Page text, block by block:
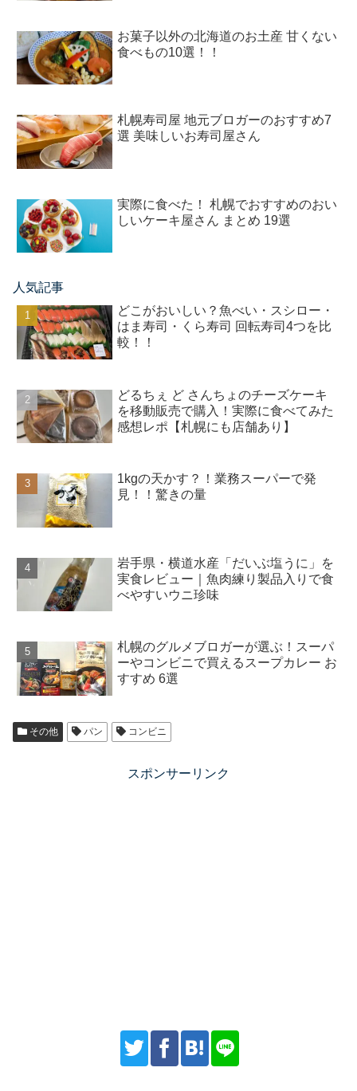
お菓子以外の北海道のお土産 甘くない
食べもの10選！！
札幌寿司屋 地元ブロガーのおすすめ7
選 美味しいお寿司屋さん
実際に食べた！ 札幌でおすすめのおい
しいケーキ屋さん まとめ 19選
人気記事
どこがおいしい？魚べい・スシロー・
はま寿司・くら寿司 回転寿司4つを比
較！！
どるちぇ ど さんちょのチーズケーキ
を移動販売で購入！実際に食べてみた
感想レポ【札幌にも店舗あり】
1kgの天かす？！業務スーパーで発
見！！驚きの量
岩手県・横道水産「だいぶ塩うに」を
実食レビュー｜魚肉練り製品入りで食
べやすいウニ珍味
札幌のグルメブロガーが選ぶ！スーパ
ーやコンビニで買えるスープカレー お
すすめ 6選
その他 パン コンビニ
スポンサーリンク